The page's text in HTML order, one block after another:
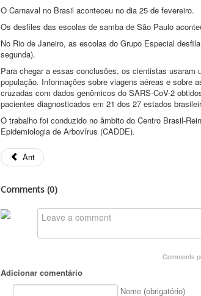
O Carnaval no Brasil aconteceu no dia 25 de fevereiro.
Os desfiles das escolas de samba de São Paulo
No Rio de Janeiro, as escolas do Grupo Especial
segunda).
Para chegar a essas conclusões, os cientistas usaram
população. Informações sobre viagens aéreas e sobre
cruzadas com dados genômicos do SARS-CoV-2
pacientes diagnosticados em 21 dos 27 estados
O trabalho foi conduzido no âmbito do Centro Brasil-
Epidemiologia de Arbovírus (CADDE).
Ant
Comments (0)
Comments
Adicionar comentário
Nome (obrigatório)